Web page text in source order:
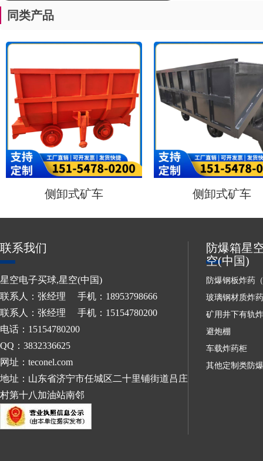
同类产品
侧卸式矿车 侧卸式矿车
联系我们
星空电子买球,星空(中国)
联系人：张经理 手机：18953798666
联系人：张经理 手机：15154780200
电话：15154780200
QQ：3832336625
网址：teconel.com
地址：山东省济宁市任城区二十里铺街道吕庄
村第十八加油站南邻
防爆箱星
空(中国)
防爆钢板炸药
玻璃钢材质炸
矿用井下有轨
避炮棚
车载炸药柜
其他定制类防